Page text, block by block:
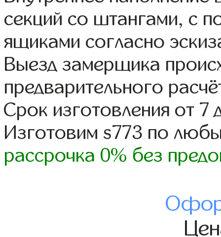
секций со штангами, с
ящиками согласно
Выезд замерщика
предварительного
Срок изготовления от 7
Изготовим s773 по
рассрочка 0% без